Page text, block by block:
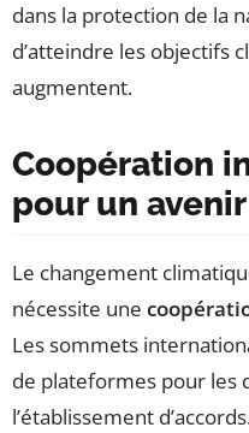
dans la protection de la
d’atteindre les objectifs
augmentent.
Coopération
pour un
Le changement
nécessite une
Les sommets
de plateformes pour les
l’établissement